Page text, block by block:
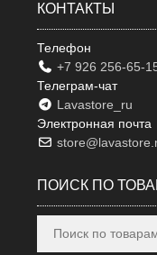
КОНТАКТЫ
Телефон
+7 926 256-65-
Телеграм-чат
Lavastore_ru
Электронная почта
ПОИСК ПО